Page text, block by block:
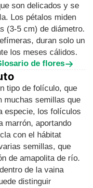
son delicados y se
Los pétalos miden
(3-5 cm) de diámetro.
duran solo un
los meses cálidos.
de flores
tipo de folículo, que
muchas semillas que
especie, los folículos
marrón, aportando
con el hábitat
semillas, que
de amapolita de río.
de la vaina
distinguir